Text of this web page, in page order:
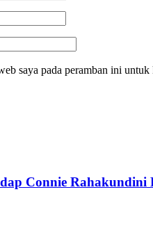
saya pada peramban ini
Connie